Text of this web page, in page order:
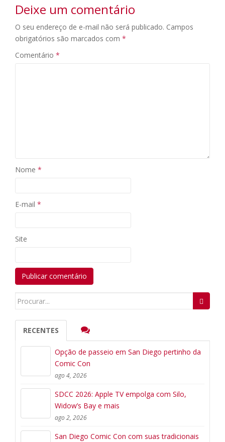
Deixe um comentário
O seu endereço de e-mail não será publicado. Campos
obrigatórios são marcados com *
Comentário *
Nome *
E-mail *
Site
Search
RECENTES
Opção de passeio em San Diego pertinho da
Comic Con
ago 4, 2026
SDCC 2026: Apple TV empolga com Silo,
Widow’s Bay e mais
ago 2, 2026
San Diego Comic Con com suas tradicionais